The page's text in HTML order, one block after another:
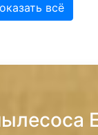
всё